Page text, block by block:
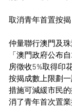
取消青年首置按揭
仲量聯行澳門及
「澳門政府公布
房徵收5%取得印
按揭成數上限劃
措施可減緩市民
消了青年首次置